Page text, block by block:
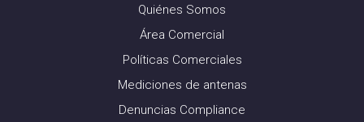
Quiénes Somos
Área Comercial
Políticas Comerciales
Mediciones de antenas
Denuncias Compliance